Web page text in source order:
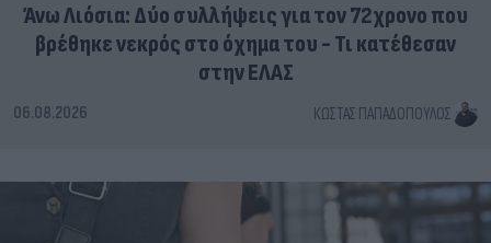
Άνω Λιόσια: Δύο συλλήψεις για τον 72χρονο που
βρέθηκε νεκρός στο όχημα του - Τι κατέθεσαν
στην ΕΛΑΣ
06.08.2026 ΚΏΣΤΑΣ ΠΑΠΑΔΌΠΟΥΛΟΣ